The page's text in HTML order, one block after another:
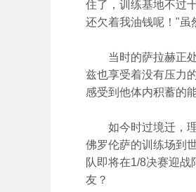
住了，训练基地不过
还欠着我油钱呢！"虽
当时的萨拉赫正处
兹也享受着没有压力
感受到他体内积蓄的
如今时过境迁，理
佛罗伦萨的训练场到
队即将在1/8决赛迎
友？